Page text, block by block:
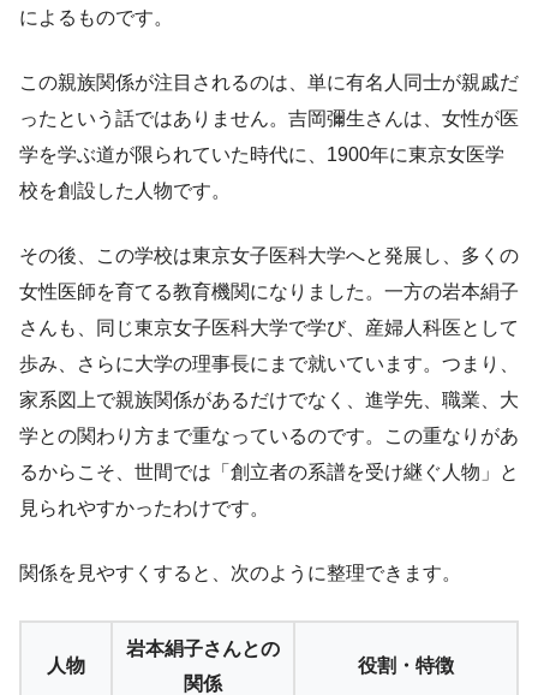
によるものです。
この親族関係が注目されるのは、単に有名人同士が親戚だ
ったという話ではありません。吉岡彌生さんは、女性が医
学を学ぶ道が限られていた時代に、1900年に東京女医学
校を創設した人物です。
その後、この学校は東京女子医科大学へと発展し、多くの
女性医師を育てる教育機関になりました。一方の岩本絹子
さんも、同じ東京女子医科大学で学び、産婦人科医として
歩み、さらに大学の理事長にまで就いています。つまり、
家系図上で親族関係があるだけでなく、進学先、職業、大
学との関わり方まで重なっているのです。この重なりがあ
るからこそ、世間では「創立者の系譜を受け継ぐ人物」と
見られやすかったわけです。
関係を見やすくすると、次のように整理できます。
人物
岩本絹子さんとの
関係
役割・特徴